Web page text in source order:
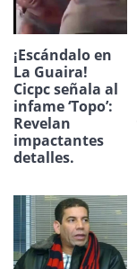
¡Escándalo en
La Guaira!
Cicpc señala al
infame ‘Topo’:
Revelan
impactantes
detalles.